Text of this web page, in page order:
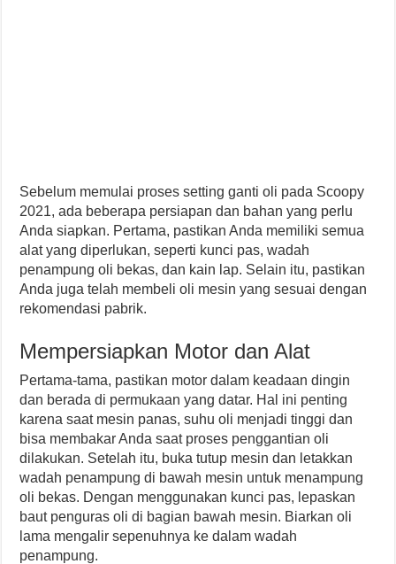
Sebelum memulai proses setting ganti oli pada Scoopy
2021, ada beberapa persiapan dan bahan yang perlu
Anda siapkan. Pertama, pastikan Anda memiliki semua
alat yang diperlukan, seperti kunci pas, wadah
penampung oli bekas, dan kain lap. Selain itu, pastikan
Anda juga telah membeli oli mesin yang sesuai dengan
rekomendasi pabrik.
Mempersiapkan Motor dan Alat
Pertama-tama, pastikan motor dalam keadaan dingin
dan berada di permukaan yang datar. Hal ini penting
karena saat mesin panas, suhu oli menjadi tinggi dan
bisa membakar Anda saat proses penggantian oli
dilakukan. Setelah itu, buka tutup mesin dan letakkan
wadah penampung di bawah mesin untuk menampung
oli bekas. Dengan menggunakan kunci pas, lepaskan
baut penguras oli di bagian bawah mesin. Biarkan oli
lama mengalir sepenuhnya ke dalam wadah
penampung.